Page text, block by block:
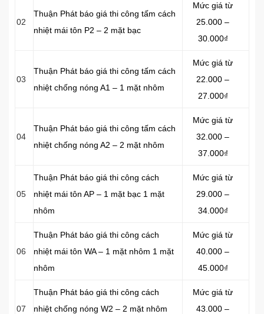
02
Thuận Phát báo giá thi công tấm cách
nhiệt mái tôn P2 – 2 mặt bạc
Mức giá từ
25.000 –
30.000₫
03
Thuận Phát báo giá thi công tấm cách
nhiệt chống nóng A1 – 1 mặt nhôm
Mức giá từ
22.000 –
27.000₫
04
Thuận Phát báo giá thi công tấm cách
nhiệt chống nóng A2 – 2 mặt nhôm
Mức giá từ
32.000 –
37.000₫
05
Thuận Phát báo giá thi công cách
nhiệt mái tôn AP – 1 mặt bạc 1 mặt
nhôm
Mức giá từ
29.000 –
34.000₫
06
Thuận Phát báo giá thi công cách
nhiệt mái tôn WA – 1 mặt nhôm 1 mặt
nhôm
Mức giá từ
40.000 –
45.000₫
07
Thuận Phát báo giá thi công cách
nhiệt chống nóng W2 – 2 mặt nhôm
Mức giá từ
43.000 –